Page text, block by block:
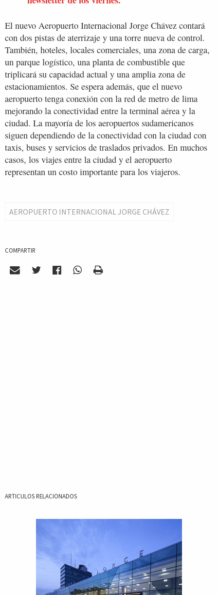
El nuevo Aeropuerto Internacional Jorge Chávez contará
con dos pistas de aterrizaje y una torre nueva de control.
También, hoteles, locales comerciales, una zona de carga,
un parque logístico, una planta de combustible que
triplicará su capacidad actual y una amplia zona de
estacionamientos. Se espera además, que el nuevo
aeropuerto tenga conexión con la red de metro de lima
mejorando la conectividad entre la terminal aérea y la
ciudad. La mayoría de los aeropuertos sudamericanos
siguen dependiendo de la conectividad con la ciudad con
taxis, buses y servicios de traslados privados. En muchos
casos, los viajes entre la ciudad y el aeropuerto
representan un costo importante para los viajeros.
AEROPUERTO INTERNACIONAL JORGE CHÁVEZ
COMPARTIR
ARTICULOS RELACIONADOS